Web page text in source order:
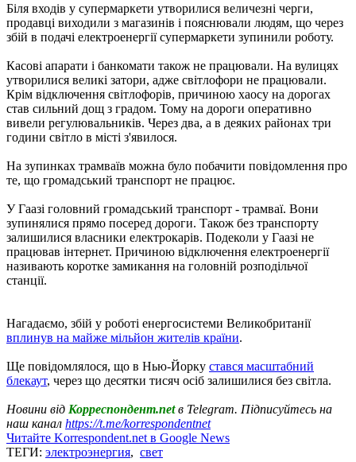
Біля входів у супермаркети утворилися величезні черги,
продавці виходили з магазинів і пояснювали людям, що через
збій в подачі електроенергії супермаркети зупинили роботу.
Касові апарати і банкомати також не працювали. На вулицях
утворилися великі затори, адже світлофори не працювали.
Крім відключення світлофорів, причиною хаосу на дорогах
став сильний дощ з градом. Тому на дороги оперативно
вивели регулювальників. Через два, а в деяких районах три
години світло в місті з'явилося.
На зупинках трамваїв можна було побачити повідомлення про
те, що громадський транспорт не працює.
У Гаазі головний громадський транспорт - трамваї. Вони
зупинялися прямо посеред дороги. Також без транспорту
залишилися власники електрокарів. Подеколи у Гаазі не
працював інтернет. Причиною відключення електроенергії
називають коротке замикання на головній розподільчої
станції.
Нагадаємо, збій у роботі енергосистеми Великобританії
вплинув на майже мільйон жителів країни.
Ще повідомлялося, що в Нью-Йорку стався масштабний
блекаут, через що десятки тисяч осіб залишилися без світла.
Новини від Корреспондент.netв Telegram. Підписуйтесь на
наш канал https://t.me/korrespondentnet
Читайте Korrespondent.net в Google News
ТЕГИ: электроэнергия, свет